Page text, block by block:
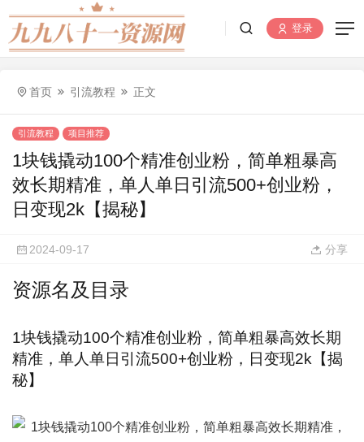
登录
首页 引流教程 正文
引流教程 项目推荐
1块钱撬动100个精准创业粉，简单粗暴高
效长期精准，单人单日引流500+创业粉，
日变现2k【揭秘】
2024-09-17 分享
资源名及目录
1块钱撬动100个精准创业粉，简单粗暴高效长期
精准，单人单日 引流500+创业粉，日变现2k【揭
秘】